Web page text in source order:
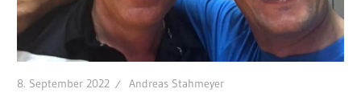
8. September 2022 Andreas Stahmeyer